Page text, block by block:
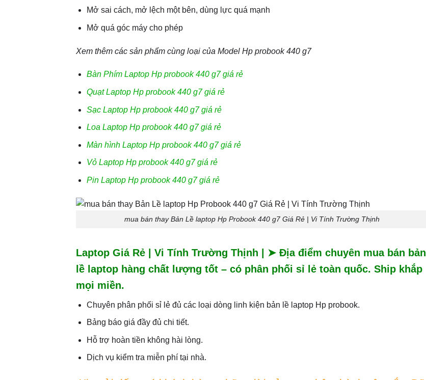
Mở sai cách, mở lệch một bên, dùng lực quá mạnh
Mở quá góc máy cho phép
Xem thêm các sản phẩm cùng loại của Model Hp probook 440 g7
Bàn Phím Laptop Hp probook 440 g7 giá rẻ
Quạt Laptop Hp probook 440 g7 giá rẻ
Sạc Laptop Hp probook 440 g7 giá rẻ
Loa Laptop Hp probook 440 g7 giá rẻ
Màn hình Laptop Hp probook 440 g7 giá rẻ
Vỏ Laptop Hp probook 440 g7 giá rẻ
Pin Laptop Hp probook 440 g7 giá rẻ
mua bán thay Bản Lề laptop Hp Probook 440 g7 Giá Rẻ | Vi Tính Trường Thịnh
Laptop Giá Rẻ | Vi Tính Trường Thịnh | ➤ Địa điểm chuyên mua bán bản
lề laptop hàng chất lượng tốt – có phân phối sỉ lẻ toàn quốc. Ship khắp
mọi miền.
Chuyên phân phối sỉ lẻ đủ các loại dòng linh kiện bản lề laptop Hp probook.
Bảng báo giá đầy đủ chi tiết.
Hỗ trợ hoàn tiền không hài lòng.
Dịch vụ kiểm tra miễn phí tại nhà.